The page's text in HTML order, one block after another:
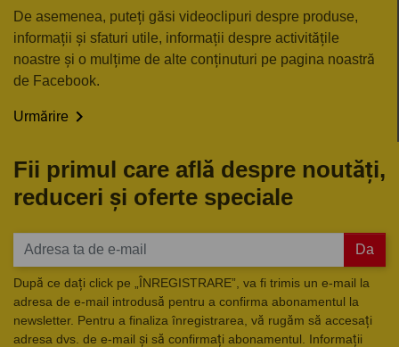
De asemenea, puteți găsi videoclipuri despre produse,
informații și sfaturi utile, informații despre activitățile
noastre și o mulțime de alte conținuturi pe pagina noastră
de Facebook.
Urmărire 
Fii primul care află despre noutăți,
reduceri și oferte speciale
Da
După ce dați click pe „ÎNREGISTRARE”, va fi trimis un e-mail la
adresa de e-mail introdusă pentru a confirma abonamentul la
newsletter. Pentru a finaliza înregistrarea, vă rugăm să accesați
adresa dvs. de e-mail și să confirmați abonamentul. Informații